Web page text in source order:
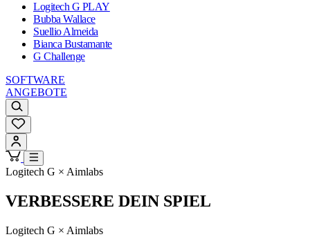
Logitech G PLAY
Bubba Wallace
Suellio Almeida
Bianca Bustamante
G Challenge
SOFTWARE
ANGEBOTE
Logitech G × Aimlabs
VERBESSERE DEIN SPIEL
Logitech G × Aimlabs